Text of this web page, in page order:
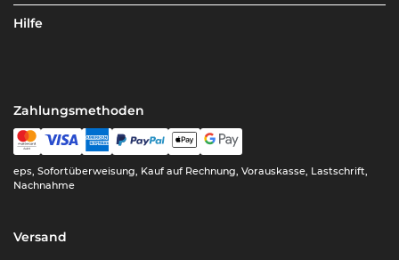
Hilfe
Zahlungsmethoden
eps, Sofortüberweisung, Kauf auf Rechnung, Vorauskasse, Lastschrift,
Nachnahme
Versand